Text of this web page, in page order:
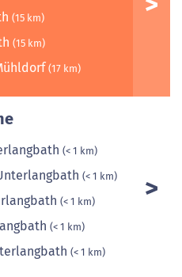
(15 km)
(15 km)
(17 km)
(< 1 km)
(< 1 km)
(< 1 km)
(< 1 km)
(< 1 km)